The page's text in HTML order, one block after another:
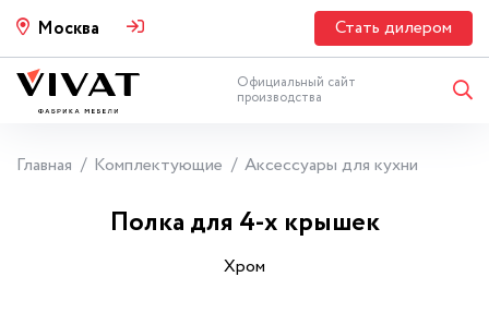
Москва Стать дилером
Официальный сайт
производства
Главная Комплектующие Аксессуары для кухни
Полка для 4-х крышек
Хром